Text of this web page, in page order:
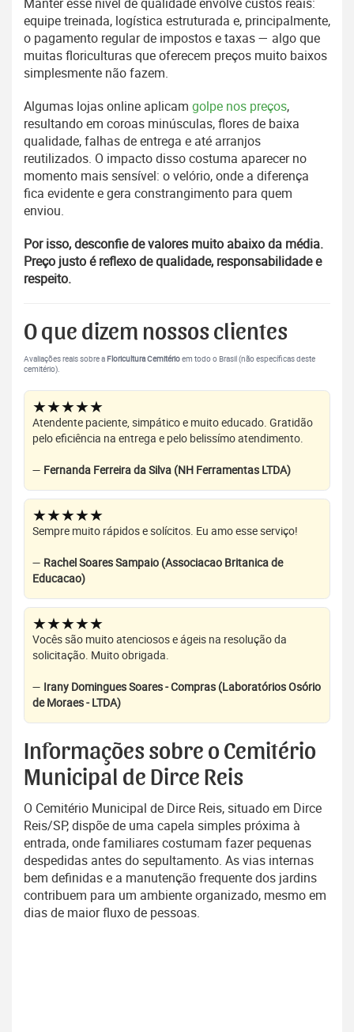
equipe treinada, logística estruturada e, principalmente,
o pagamento regular de impostos e taxas — algo que
muitas floriculturas que oferecem preços muito baixos
simplesmente não fazem.
Algumas lojas online aplicam golpe nos preços,
resultando em coroas minúsculas, flores de baixa
qualidade, falhas de entrega e até arranjos
reutilizados. O impacto disso costuma aparecer no
momento mais sensível: o velório, onde a diferença
fica evidente e gera constrangimento para quem
enviou.
Por isso, desconfie de valores muito abaixo da média.
Preço justo é reflexo de qualidade, responsabilidade e
respeito.
O que dizem nossos clientes
Avaliações reais sobre a Floricultura Cemitérioem todo o Brasil (não específicas deste
cemitério).
★★★★★
Atendente paciente, simpático e muito educado. Gratidão
pelo eficiência na entrega e pelo belissímo atendimento.
— Fernanda Ferreira da Silva (NH Ferramentas LTDA)
★★★★★
Sempre muito rápidos e solícitos. Eu amo esse serviço!
— Rachel Soares Sampaio (Associacao Britanica de
Educacao)
★★★★★
Vocês são muito atenciosos e ágeis na resolução da
solicitação. Muito obrigada.
— Irany Domingues Soares - Compras (Laboratórios Osório
de Moraes - LTDA)
Informações sobre o Cemitério
Municipal de Dirce Reis
O Cemitério Municipal de Dirce Reis, situado em Dirce
Reis/SP, dispõe de uma capela simples próxima à
entrada, onde familiares costumam fazer pequenas
despedidas antes do sepultamento. As vias internas
bem definidas e a manutenção frequente dos jardins
contribuem para um ambiente organizado, mesmo em
dias de maior fluxo de pessoas.